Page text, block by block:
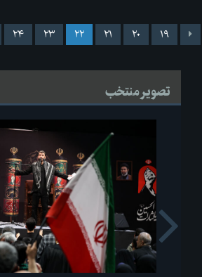
۱۹ ۲۰ ۲۱ ۲۲ ۲۳ ۲۴
تصویر منتخب
Next